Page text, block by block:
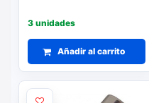
3 unidades
Añadir al carrito